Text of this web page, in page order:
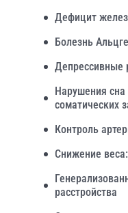
Дефицит
Болезнь
Депрессивные
Нарушения сна
соматических
Контроль
Снижение
расстройства